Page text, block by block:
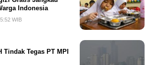
Indonesia
WIB
Tindak Tegas PT MPI